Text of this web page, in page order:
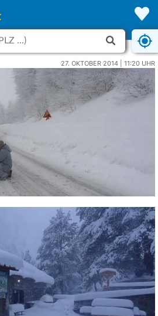
27. OKTOBER 2014 | 11:20 UHR